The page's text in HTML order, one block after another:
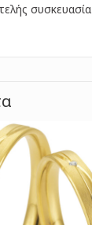
συσκευασία